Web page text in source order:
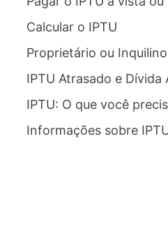
Calcular o IPTU
Proprietário ou
IPTU Atrasado e Dívida
IPTU: O que você
Informações sobre